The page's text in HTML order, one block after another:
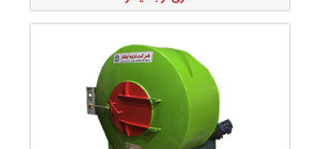
جزئیات محصول